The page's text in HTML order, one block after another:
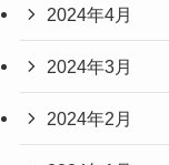
2024年4月
2024年3月
2024年2月